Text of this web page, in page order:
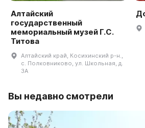
Алтайский
государственный
мемориальный музей Г.С.
Титова
Алтайский край, Косихинский р-н.,
с. Полковниково, ул. Школьная, д.
3А
Вы недавно смотрели